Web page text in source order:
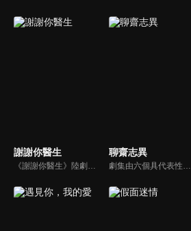
謝謝你醫生
《謝謝你醫生》陸劇線上看。海外醫生肖硯懷着失去未婚夫的傷痛來到桐山醫院急診科，與醫生白朮在新成立的EICU(急診重症監護室)用精湛醫術救治一個又一個危急的患者。在日日夜夜的醫療手術中，二人打開心結發現了彼此的相同點和閃光點。
聊齋志異
劇集由六個具代表性的故事單元構成的，分別為《畫皮》（曾黎、江華主演）、《小翠》（林志穎、李冰冰主演）、《阿寶》（袁弘、楊丞琳主演）、《陸判》（黃曉明、胡可主演）、《小謝》（TAE、唐寧、霍思燕主演）、《小倩》（胡歌、楊冪主演）